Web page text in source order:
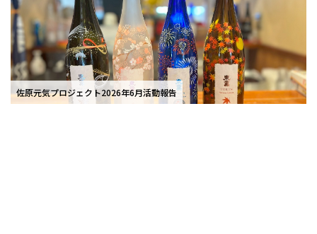
佐原元気プロジェクト2026年6月活動報告